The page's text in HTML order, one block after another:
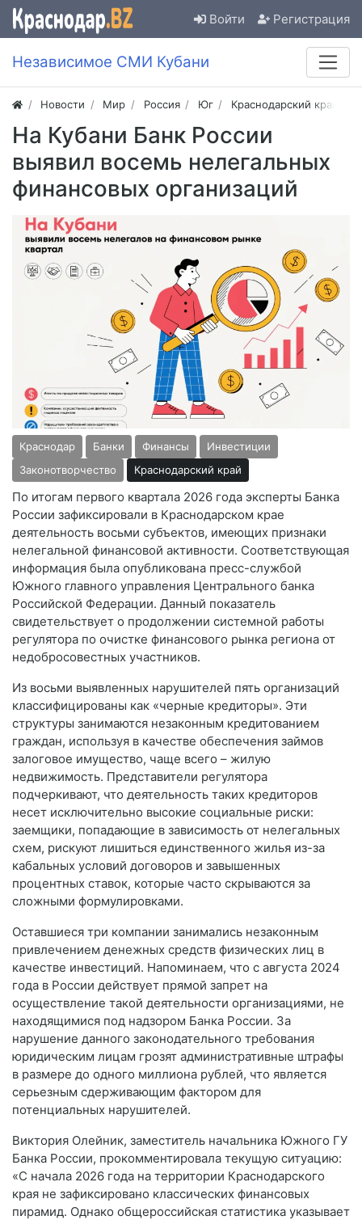
Войти Регистрация
Независимое СМИ Кубани
Новости Мир Россия Юг Краснодарский край
На Кубани Банк России
выявил восемь нелегальных
финансовых организаций
Краснодар Банки Финансы
Инвестиции
Законотворчество
Краснодарский край
По итогам первого квартала 2026 года эксперты Банка
России зафиксировали в Краснодарском крае
деятельность восьми субъектов, имеющих признаки
нелегальной финансовой активности. Соответствующая
информация была опубликована пресс-службой
Южного главного управления Центрального банка
Российской Федерации. Данный показатель
свидетельствует о продолжении системной работы
регулятора по очистке финансового рынка региона от
недобросовестных участников.
Из восьми выявленных нарушителей пять организаций
классифицированы как «черные кредиторы». Эти
структуры занимаются незаконным кредитованием
граждан, используя в качестве обеспечения займов
залоговое имущество, чаще всего – жилую
недвижимость. Представители регулятора
подчеркивают, что деятельность таких кредиторов
несет исключительно высокие социальные риски:
заемщики, попадающие в зависимость от нелегальных
схем, рискуют лишиться единственного жилья из-за
кабальных условий договоров и завышенных
процентных ставок, которые часто скрываются за
сложными формулировками.
Оставшиеся три компании занимались незаконным
привлечением денежных средств физических лиц в
качестве инвестиций. Напоминаем, что с августа 2024
года в России действует прямой запрет на
осуществление такой деятельности организациями, не
находящимися под надзором Банка России. За
нарушение данного законодательного требования
юридическим лицам грозят административные штрафы
в размере до одного миллиона рублей, что является
серьезным сдерживающим фактором для
потенциальных нарушителей.
Виктория Олейник, заместитель начальника Южного ГУ
Банка России, прокомментировала текущую ситуацию:
«С начала 2026 года на территории Краснодарского
края не зафиксировано классических финансовых
пирамид. Однако общероссийская статистика указывает